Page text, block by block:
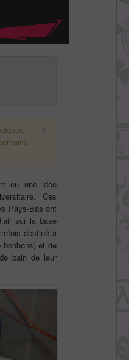
eu une idée
Ces
Pays-Bas ont
sur la base
destiné à
et de
bain de leur